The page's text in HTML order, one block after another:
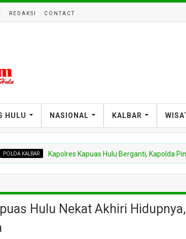
REDAKSI CONTACT
HULU NASIONAL KALBAR
Kapolres Kapuas Hulu Berganti, Kapolda Pimpin
Hulu Nekat Akhiri